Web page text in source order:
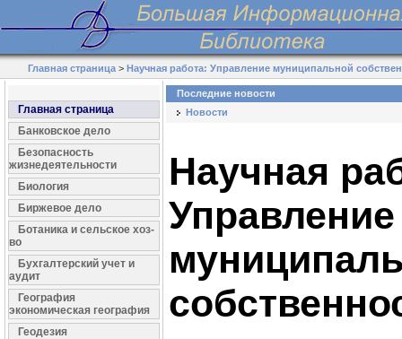
Главная страница >Научная работа: Управление муниципальной
Главная страница
Банковское дело
Безопасность
жизнедеятельности
Биология
Биржевое дело
Ботаника и сельское хоз-
во
Бухгалтерский учет и
аудит
География
экономическая география
Геодезия
Последние новости
Новости
Научная
Управление